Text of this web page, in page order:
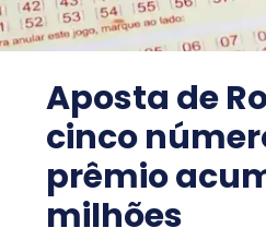
Aposta de
cinco
prêmio
milhões